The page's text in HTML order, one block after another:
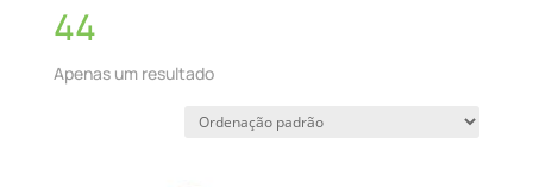
44
Apenas um resultado